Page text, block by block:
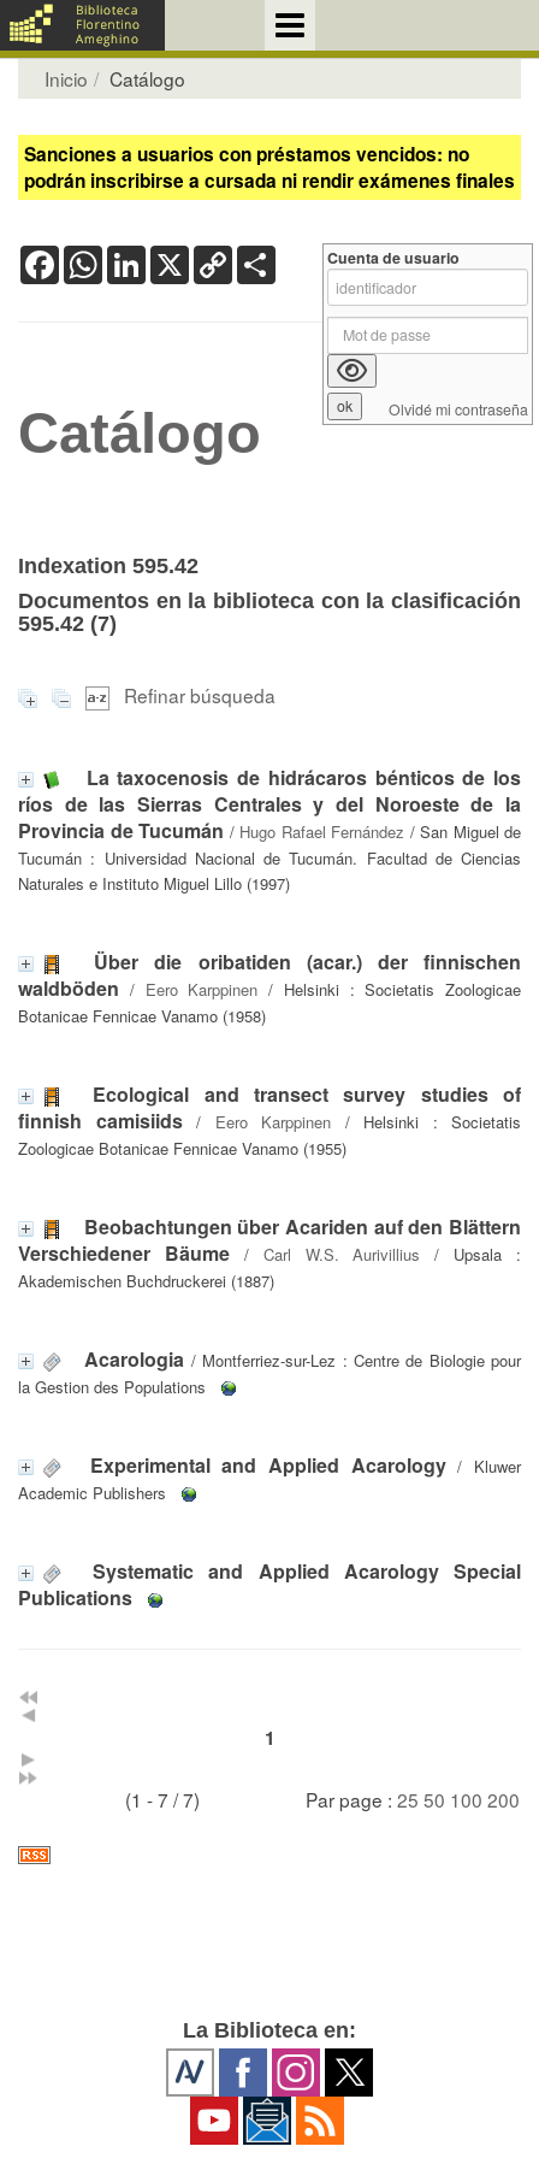
Inicio Catálogo
Sanciones a usuarios con préstamos vencidos: no
podrán inscribirse a cursada ni rendir exámenes finales
FacebookWhatsApp
LinkedIn
X Copy
Link
Catálogo
Indexation 595.42
Documentos en la biblioteca con la clasificación
595.42 (7)
Refinar búsqueda
La taxocenosis de hidrácaros bénticos de los
ríos de las Sierras Centrales y del Noroeste de la
Provincia de Tucumán / Hugo Rafael Fernández / San Miguel de
Tucumán : Universidad Nacional de Tucumán. Facultad de Ciencias
Naturales e Instituto Miguel Lillo (1997)
Über die oribatiden (acar.) der finnischen
waldböden / Eero Karppinen / Helsinki : Societatis Zoologicae
Botanicae Fennicae Vanamo (1958)
Ecological and transect survey studies of
finnish camisiids/ Eero Karppinen / Helsinki : Societatis
Zoologicae Botanicae Fennicae Vanamo (1955)
Beobachtungen über Acariden auf den Blättern
Verschiedener Bäume/ Carl W.S. Aurivillius / Upsala :
Akademischen Buchdruckerei (1887)
Acarologia / Montferriez-sur-Lez : Centre de Biologie pour
la Gestion des Populations
Experimental and Applied Acarology/ Kluwer
Academic Publishers
Systematic and Applied Acarology Special
Publications
1
(1 - 7 / 7) Par page : 25 50 100 200
Cuenta de usuario
Olvidé mi contraseña
La Biblioteca en: